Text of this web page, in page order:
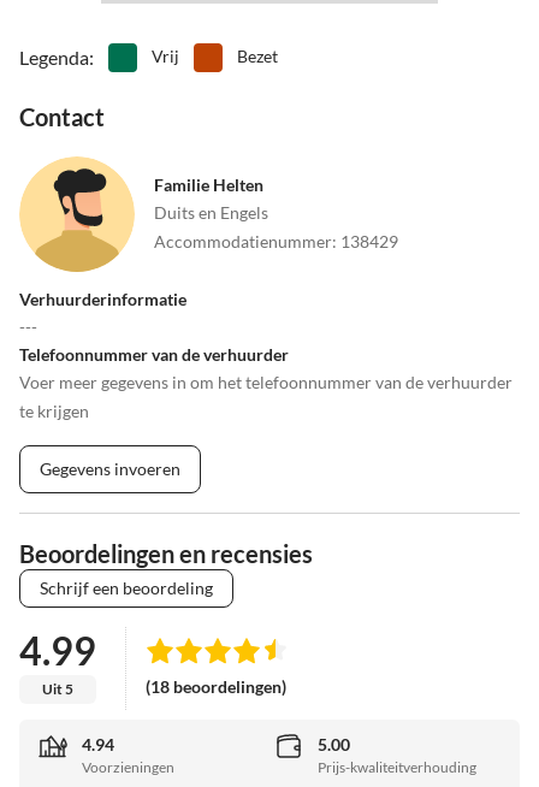
Legenda: Vrij Bezet
Contact
Familie Helten
Duits en Engels
Accommodatienummer: 138429
Verhuurderinformatie
---
Telefoonnummer van de verhuurder
Voer meer gegevens in om het telefoonnummer van de verhuurder
te krijgen
Gegevens invoeren
Beoordelingen en recensies
Schrijf een beoordeling
4.99
Uit 5 (18 beoordelingen)
4.94
Voorzieningen
5.00
Prijs-kwaliteitverhouding